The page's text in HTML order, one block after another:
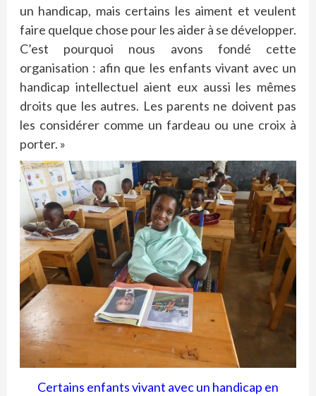
un handicap, mais certains les aiment et veulent
faire quelque chose pour les aider à se développer.
C’est pourquoi nous avons fondé cette
organisation : afin que les enfants vivant avec un
handicap intellectuel aient eux aussi les mêmes
droits que les autres. Les parents ne doivent pas
les considérer comme un fardeau ou une croix à
porter. »
Certains enfants vivant avec un handicap en